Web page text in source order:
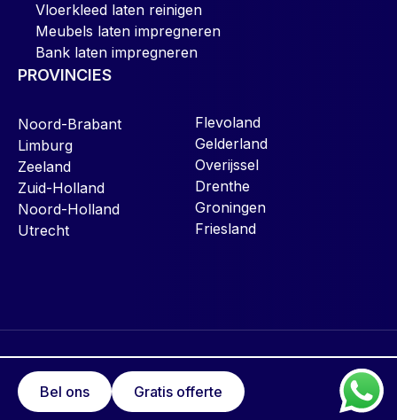
Bel ons Gratis offerte
Vloerkleed laten reinigen
Meubels laten impregneren
Bank laten impregneren
PROVINCIES
Noord-Brabant
Limburg
Zeeland
Zuid-Holland
Noord-Holland
Utrecht
Flevoland
Gelderland
Overijssel
Drenthe
Groningen
Friesland
Copyright ©2026 | Bankstelreinigers
Sitemap